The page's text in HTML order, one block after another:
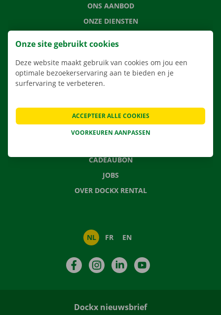
ONS AANBOD
ONZE DIENSTEN
VERHUISOPLOSSINGEN
CONTACTEER ONS
VEELGESTELDE VRAGEN
CADEAUBON
JOBS
OVER DOCKX RENTAL
NL FR EN
FacebookInstagramLinkedIn
Dockx nieuwsbrief
Onze site gebruikt cookies
Deze website maakt gebruik van cookies om jou een
optimale bezoekerservaring aan te bieden en je
surfervaring te verbeteren.
VOORKEUREN AANPASSEN
ACCEPTEER ALLE COOKIES